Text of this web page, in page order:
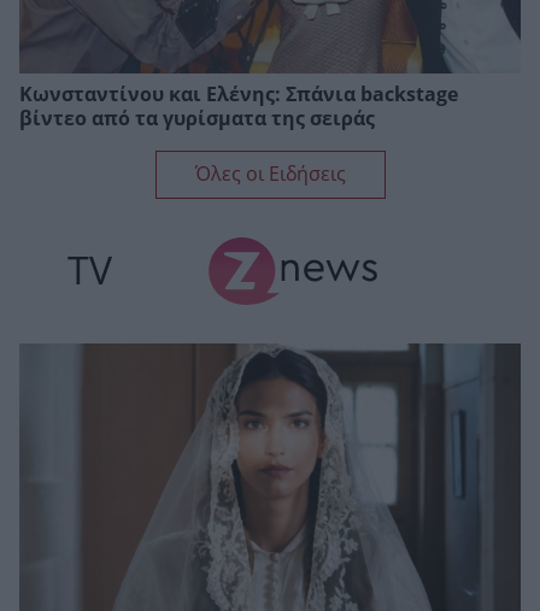
Κωνσταντίνου και Ελένης: Σπάνια backstage
βίντεο από τα γυρίσματα της σειράς
Όλες οι Ειδήσεις
TV